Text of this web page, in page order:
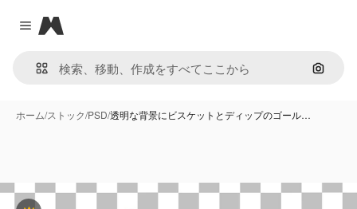
Close menu
Magnific
画像で
ホーム/ストック/PSD/透明な背景にビスケットとディップのゴール…